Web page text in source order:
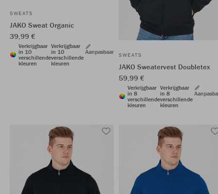
SWEATS
JAKO Sweat Organic
39,99 €
Verkrijgbaar
in 10
verschillende
kleuren
Verkrijgbaar
in 10
verschillende
kleuren
Aanpasbaar SWEATS
JAKO Sweatervest Doubletex
59,99 €
Verkrijgbaar
in 8
verschillende
kleuren
Verkrijgbaar
in 8
verschillende
kleuren